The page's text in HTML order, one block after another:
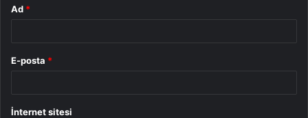
Ad *
E-posta *
İnternet sitesi